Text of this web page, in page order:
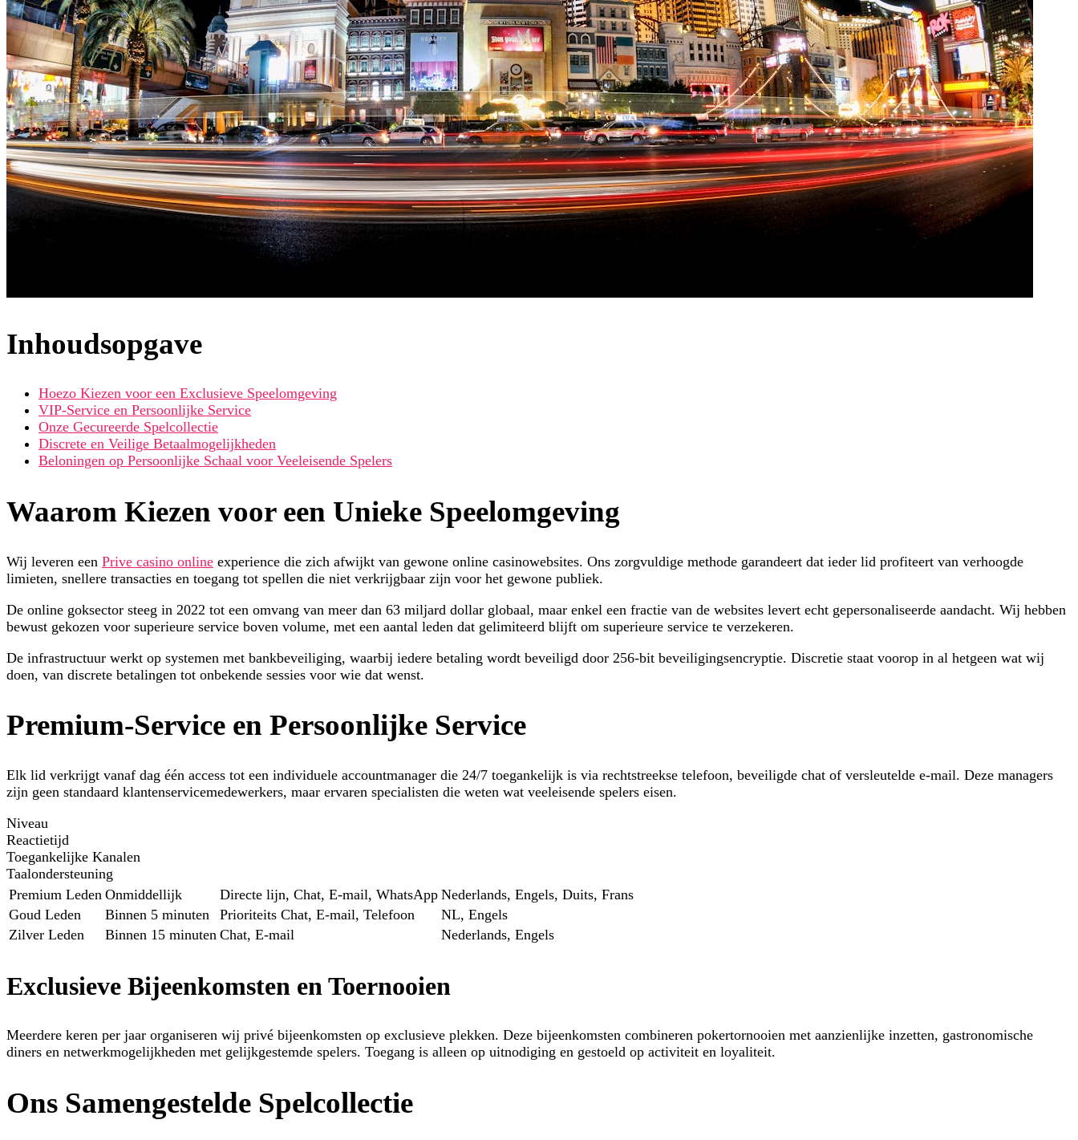
Inhoudsopgave
Hoezo Kiezen voor een Exclusieve Speelomgeving
VIP-Service en Persoonlijke Service
Onze Gecureerde Spelcollectie
Discrete en Veilige Betaalmogelijkheden
Beloningen op Persoonlijke Schaal voor Veeleisende Spelers
Waarom Kiezen voor een Unieke Speelomgeving
Wij leveren een Prive casino online experience die zich afwijkt van gewone online casinowebsites. Ons zorgvuldige methode garandeert dat ieder lid profiteert van verhoogde
limieten, snellere transacties en toegang tot spellen die niet verkrijgbaar zijn voor het gewone publiek.
De online goksector steeg in 2022 tot een omvang van meer dan 63 miljard dollar globaal, maar enkel een fractie van de websites levert echt gepersonaliseerde aandacht. Wij hebben
bewust gekozen voor superieure service boven volume, met een aantal leden dat gelimiteerd blijft om superieure service te verzekeren.
De infrastructuur werkt op systemen met bankbeveiliging, waarbij iedere betaling wordt beveiligd door 256-bit beveiligingsencryptie. Discretie staat voorop in al hetgeen wat wij
doen, van discrete betalingen tot onbekende sessies voor wie dat wenst.
Premium-Service en Persoonlijke Service
Elk lid verkrijgt vanaf dag één access tot een individuele accountmanager die 24/7 toegankelijk is via rechtstreekse telefoon, beveiligde chat of versleutelde e-mail. Deze managers
zijn geen standaard klantenservicemedewerkers, maar ervaren specialisten die weten wat veeleisende spelers eisen.
Niveau
Reactietijd
Toegankelijke Kanalen
Taalondersteuning
Premium Leden Onmiddellijk Directe lijn, Chat, E-mail, WhatsApp Nederlands, Engels, Duits, Frans
Goud Leden
Binnen 5 minuten Prioriteits Chat, E-mail, Telefoon
NL, Engels
Zilver Leden
Binnen 15 minuten Chat, E-mail Nederlands, Engels
Exclusieve Bijeenkomsten en Toernooien
Meerdere keren per jaar organiseren wij privé bijeenkomsten op exclusieve plekken. Deze bijeenkomsten combineren pokertornooien met aanzienlijke inzetten, gastronomische
diners en netwerkmogelijkheden met gelijkgestemde spelers. Toegang is alleen op uitnodiging en gestoeld op activiteit en loyaliteit.
Ons Samengestelde Spelcollectie